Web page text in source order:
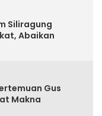
Siliragung
Abaikan
Gus
Makna